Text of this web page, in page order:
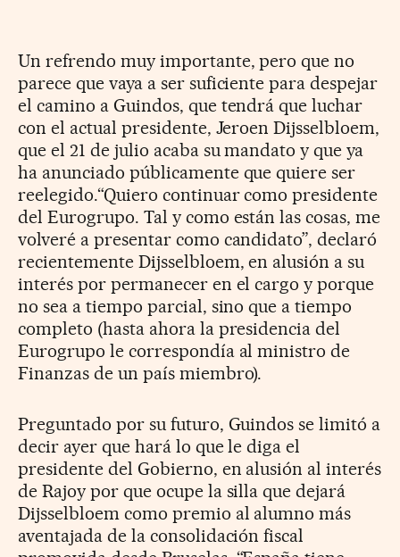
Un refrendo muy importante, pero que no
parece que vaya a ser suficiente para despejar
el camino a Guindos, que tendrá que luchar
con el actual presidente, Jeroen Dijsselbloem,
que el 21 de julio acaba su mandato y que ya
ha anunciado públicamente que quiere ser
reelegido.“Quiero continuar como presidente
del Eurogrupo. Tal y como están las cosas, me
volveré a presentar como candidato”, declaró
recientemente Dijsselbloem, en alusión a su
interés por permanecer en el cargo y porque
no sea a tiempo parcial, sino que a tiempo
completo (hasta ahora la presidencia del
Eurogrupo le correspondía al ministro de
Finanzas de un país miembro).
Preguntado por su futuro, Guindos se limitó a
decir ayer que hará lo que le diga el
presidente del Gobierno, en alusión al interés
de Rajoy por que ocupe la silla que dejará
Dijsselbloem como premio al alumno más
aventajada de la consolidación fiscal